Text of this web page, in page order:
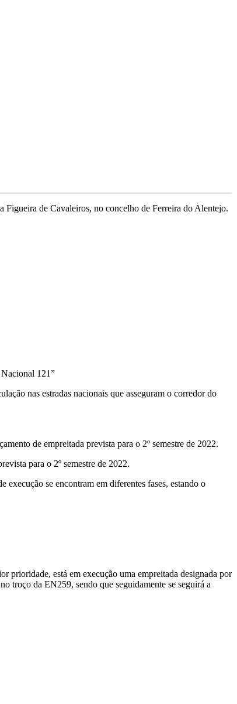
Figueira de Cavaleiros, no concelho de Ferreira do Alentejo.
Nacional 121”
nas estradas nacionais que asseguram o corredor do
de empreitada prevista para o 2º semestre de 2022.
para o 2º semestre de 2022.
se encontram em diferentes fases, estando o
prioridade, está em execução uma empreitada designada por
troço da EN259, sendo que seguidamente se seguirá a